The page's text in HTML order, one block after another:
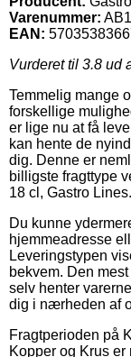
Varenummer:
EAN:
Vurderet til 3.8 ud
Temmelig mange
forskellige
er lige nu at få
kan hente de
dig. Denne er
billigste fragttype
18 cl, Gastro Lines.
Du kunne
hjemmeadresse
Leveringstypen
bekvem. Den
selv henter
dig i nærheden af
Fragtperioden på
Kopper og Krus